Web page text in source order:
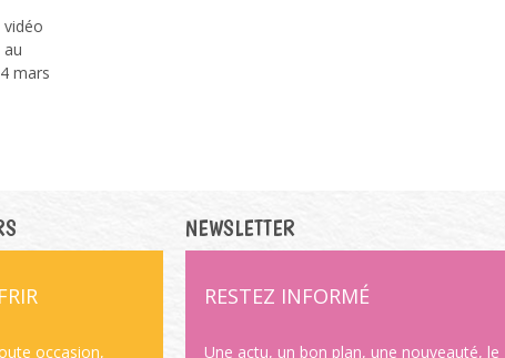
mars
occasion,
NEWSLETTER
RESTEZ INFORMÉ
Une actu, un bon plan, une nouveauté, le